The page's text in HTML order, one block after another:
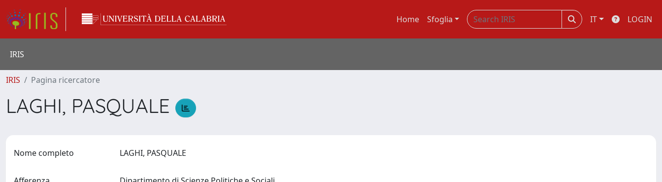
Home Sfoglia IT LOGIN
IRIS
IRIS Pagina ricercatore
LAGHI, PASQUALE
Nome completo LAGHI, PASQUALE